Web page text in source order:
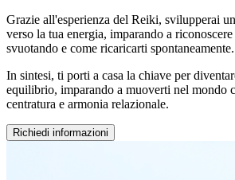
Grazie all'esperienza del Reiki, svilupperai
verso la tua energia, imparando a
svuotando e come ricaricarti spontaneamente.
In sintesi, ti porti a casa la chiave per
equilibrio, imparando a muoverti nel mondo
centratura e armonia relazionale.
Richiedi informazioni